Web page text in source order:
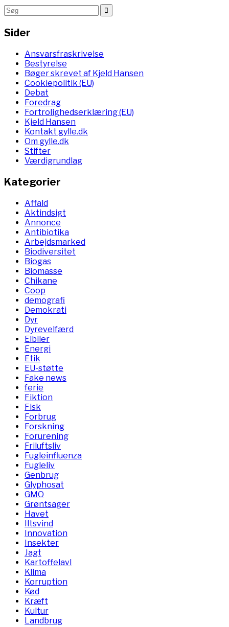
Sider
Ansvarsfraskrivelse
Bestyrelse
Bøger skrevet af Kjeld Hansen
Cookiepolitik (EU)
Debat
Foredrag
Fortrolighedserklæring (EU)
Kjeld Hansen
Kontakt gylle.dk
Om gylle.dk
Stifter
Værdigrundlag
Kategorier
Affald
Aktindsigt
Annonce
Antibiotika
Arbejdsmarked
Biodiversitet
Biogas
Biomasse
Chikane
Coop
demografi
Demokrati
Dyr
Dyrevelfærd
Elbiler
Energi
Etik
EU-støtte
Fake news
ferie
Fiktion
Fisk
Forbrug
Forskning
Forurening
Friluftsliv
Fugleinfluenza
Fugleliv
Genbrug
Glyphosat
GMO
Grøntsager
Havet
Iltsvind
Innovation
Insekter
Jagt
Kartoffelavl
Klima
Korruption
Kød
Kræft
Kultur
Landbrug